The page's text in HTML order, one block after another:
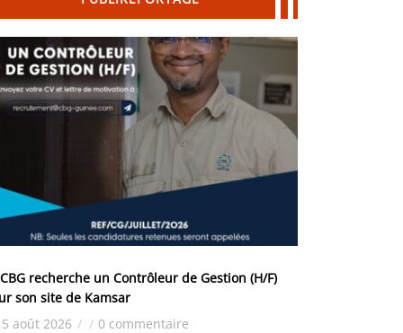
recherche un Contrôleur de Gestion (H/F)
son site de Kamsar
5 août 2026 / / 0 commentaire